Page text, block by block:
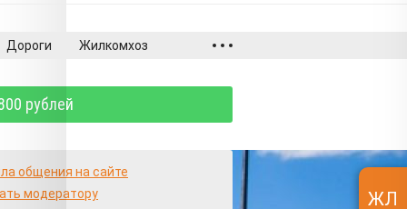
отношений с «пополамщиками»
XV Международного молодежного образо...
Дороги Жилкомхоз
рублей
общения на сайте
модератору
ЖЛ